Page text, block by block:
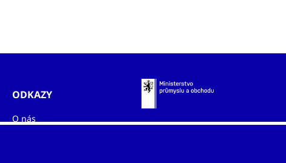
ODKAZY
O nás